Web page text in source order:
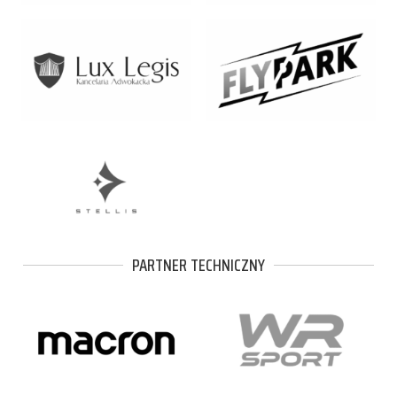
PARTNER TECHNICZNY